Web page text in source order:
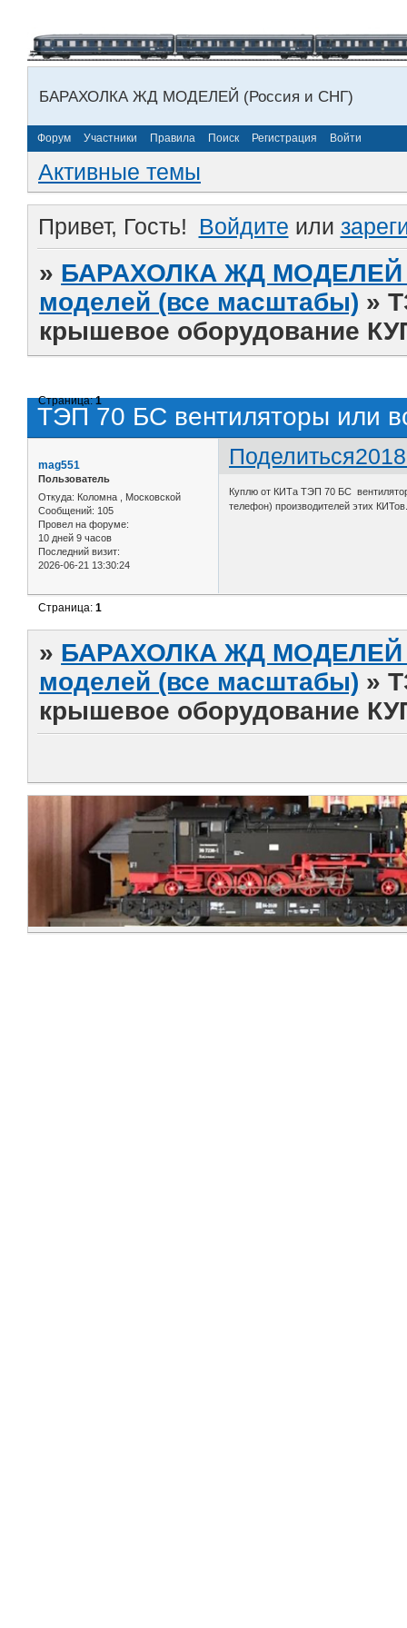
БАРАХОЛКА ЖД МОДЕЛЕЙ (Россия и СНГ)
Форум Участники Правила Поиск Регистрация Войти
Активные темы
Привет, Гость! Войдите или
» БАРАХОЛКА ЖД МОДЕЛЕЙ
моделей (все масштабы) »
крышевое оборудование
ТЭП 70 БС вентиляторы или
Страница:1
Поделиться
mag551
Пользователь
Откуда: Коломна , Московской
Сообщений: 105
Провел на форуме:
10 дней 9 часов
Последний визит:
2026-06-21 13:30:24
Куплю от КИТа ТЭП 70 БС
телефон) производителей этих
Страница:1
» БАРАХОЛКА ЖД МОДЕЛЕЙ
моделей (все масштабы) »
крышевое оборудование